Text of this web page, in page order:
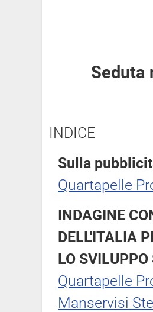
Seduta
INDICE
Sulla
Quartapelle
INDAGINE
DELL'ITALIA
LO
Quartapelle
Manservisi